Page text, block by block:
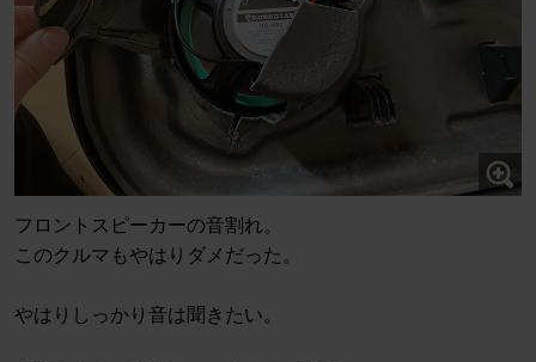
フロントスピーカーの音割れ。
このクルマもやはりダメだった。
やはりしっかり音は聞きたい。